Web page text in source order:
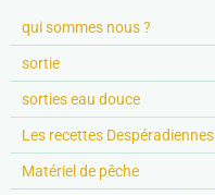
qui sommes nous ?
sortie
sorties eau douce
Les recettes Despéradiennes
Matériel de pêche